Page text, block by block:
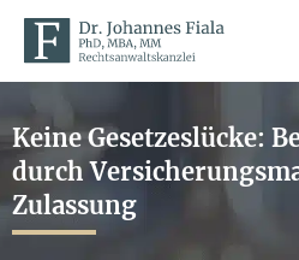
Keine Gesetzeslücke:
durch
Zulassung